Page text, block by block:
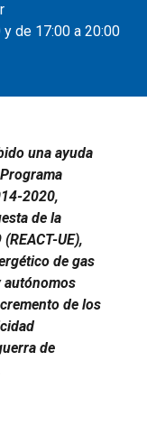
de 17:00 a 20:00
una ayuda
2020,
de la
UE),
de gas
autónomos
de los
de